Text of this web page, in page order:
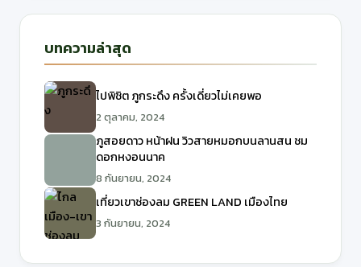
บทความล่าสุด
ไปพิชิต ภูกระดึง ครั้งเดี่ยวไม่เคยพอ
2 ตุลาคม, 2024
ภูสอยดาว หน้าฝน วิวสายหมอกบนลานสน ชม
ดอกหงอนนาค
8 กันยายน, 2024
เที่ยวเขาช่องลม GREEN LAND เมืองไทย
3 กันยายน, 2024